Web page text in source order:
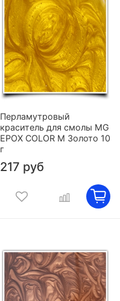
Перламутровый
краситель для смолы MG
EPOX COLOR M Золото 10
г
217 руб